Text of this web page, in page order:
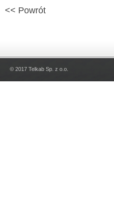
<< Powrót
© 2017 Telkab Sp. z o.o.